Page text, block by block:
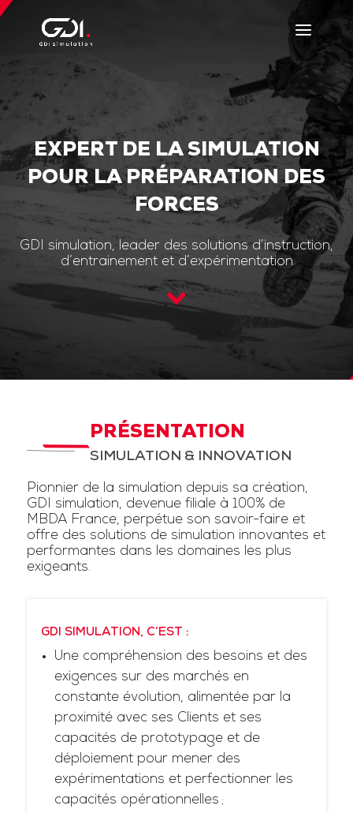
EXPERT DE LA SIMULATION
POUR LA PRÉPARATION DES
FORCES
GDI simulation, leader des solutions d’instruction,
d’entrainement et d’expérimentation
PRÉSENTATION
SIMULATION & INNOVATION
Pionnier de la simulation depuis sa création,
GDI simulation, devenue filiale à 100% de
MBDA France, perpétue son savoir-faire et
offre des solutions de simulation innovantes et
performantes dans les domaines les plus
exigeants.
GDI SIMULATION, C’EST :
Une compréhension des besoins et des
exigences sur des marchés en
constante évolution, alimentée par la
proximité avec ses Clients et ses
capacités de prototypage et de
déploiement pour mener des
expérimentations et perfectionner les
capacités opérationnelles ;